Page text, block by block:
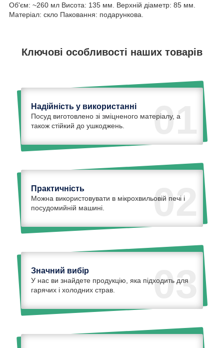
Об'єм: ~260 мл Висота: 135 мм. Верхній діаметр: 85 мм.
Матеріал: скло Паковання: подарункова.
Ключові особливості наших товарів
01
Надійність у використанні
Посуд виготовлено зі зміцненого матеріалу, а
також стійкий до ушкоджень.
02
Практичність
Можна використовувати в мікрохвильовій печі і
посудомийній машині.
03
Значний вибір
У нас ви знайдете продукцію, яка підходить для
гарячих і холодних страв.